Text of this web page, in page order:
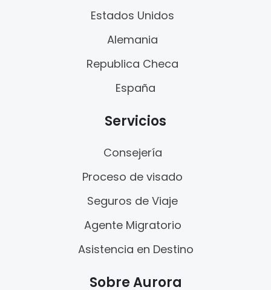
Estados Unidos
Alemania
Republica Checa
España
Servicios
Consejería
Proceso de visado
Seguros de Viaje
Agente Migratorio
Asistencia en Destino
Sobre Aurora